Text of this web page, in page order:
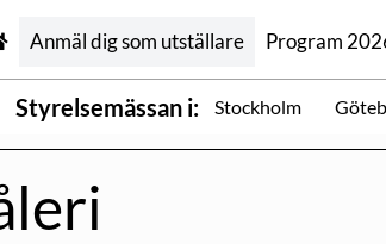
Anmäl dig som utställare Program
Styrelsemässan i: Stockholm